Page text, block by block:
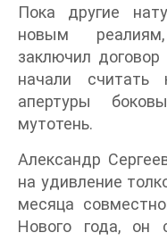
Пока другие
новым
заключил
начали считать
апертуры
мутотень.
Александр
на удивление
месяца
Нового года, он